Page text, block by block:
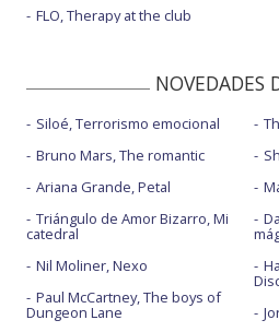
FLO, Therapy at the club
NOVEDADES
Siloé, Terrorismo emocional
Bruno Mars, The romantic
Ariana Grande, Petal
Triángulo de Amor Bizarro, Mi
catedral
Nil Moliner, Nexo
Paul McCartney, The boys of
Dungeon Lane